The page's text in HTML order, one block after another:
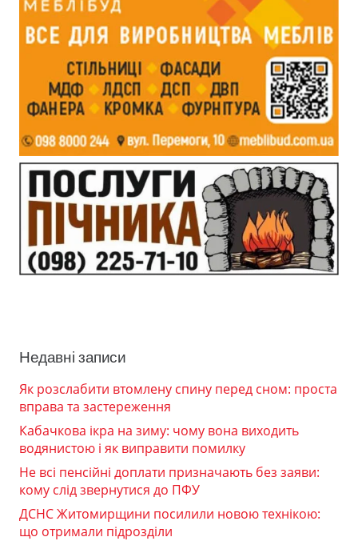
Недавні записи
Як розслабити втомлену спину перед сном: проста
вправа та застереження
Кабачкова ікра на зиму: чому вона виходить
водянистою і як виправити помилку
Не всі пенсійні доплати призначають без заяви:
кому слід звернутися до ПФУ
ДСНС Житомирщини посилили новою технікою:
що отримали підрозділи